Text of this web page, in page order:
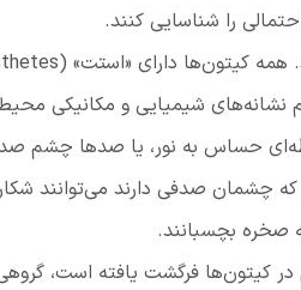
را شناسایی کنند.
کیتون‌ها دارای «استت» (
نشانه‌های شیمیایی و مکانیکی
حساس به نور، یا صدها چشم
چشمان صدفی دارند می‌توانند
صخره بچسبانند.
کیتون‌ها فرگشت یافته است،